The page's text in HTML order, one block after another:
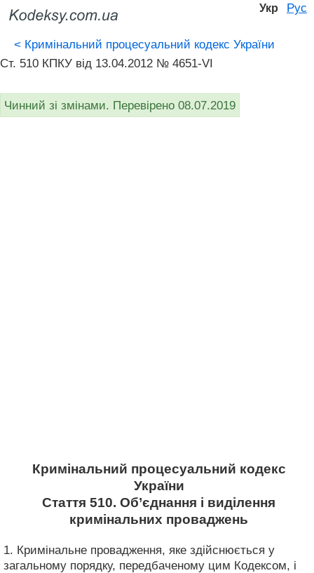
Укр Рус
< Кримінальний процесуальний кодекс України
Ст. 510 КПКУ від 13.04.2012 № 4651-VI
Чинний зі змінами. Перевірено 08.07.2019
Кримінальний процесуальний кодекс
України
Стаття 510. Об’єднання і виділення
кримінальних проваджень
1. Кримінальне провадження, яке здійснюється у
загальному порядку, передбаченому цим Кодексом, і